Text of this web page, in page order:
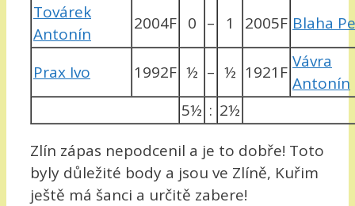
Továrek
Antonín
2004F 0 – 1 2005F Blaha
Prax Ivo 1992F ½ – ½ 1921F
Vávra
Antonín
5½ : 2½
Zlín zápas nepodcenil a je to dobře! Toto
byly důležité body a jsou ve Zlíně, Kuřim
ještě má šanci a určitě zabere!